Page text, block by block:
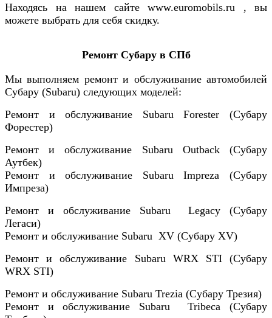
Находясь на нашем сайте www.euromobils.ru , вы
можете выбрать для себя скидку.
Ремонт Субару в СПб
Мы выполняем ремонт и обслуживание автомобилей
Субару (Subaru) следующих моделей:
Ремонт и обслуживание Subaru Forester (Субару
Форестер)
Ремонт и обслуживание Subaru Outback (Субару
Аутбек)
Ремонт и обслуживание Subaru Impreza (Субару
Импреза)
Ремонт и обслуживание Subaru Legacy (Субару
Легаси)
Ремонт и обслуживание Subaru XV (Субару XV)
Ремонт и обслуживание Subaru WRX STI (Субару
WRX STI)
Ремонт и обслуживание Subaru Trezia (Субару Трезия)
Ремонт и обслуживание Subaru Tribeca (Субару